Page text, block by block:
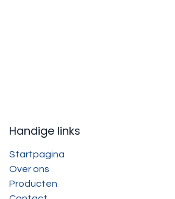
Handige links
Startpagina
Over ons
Producten